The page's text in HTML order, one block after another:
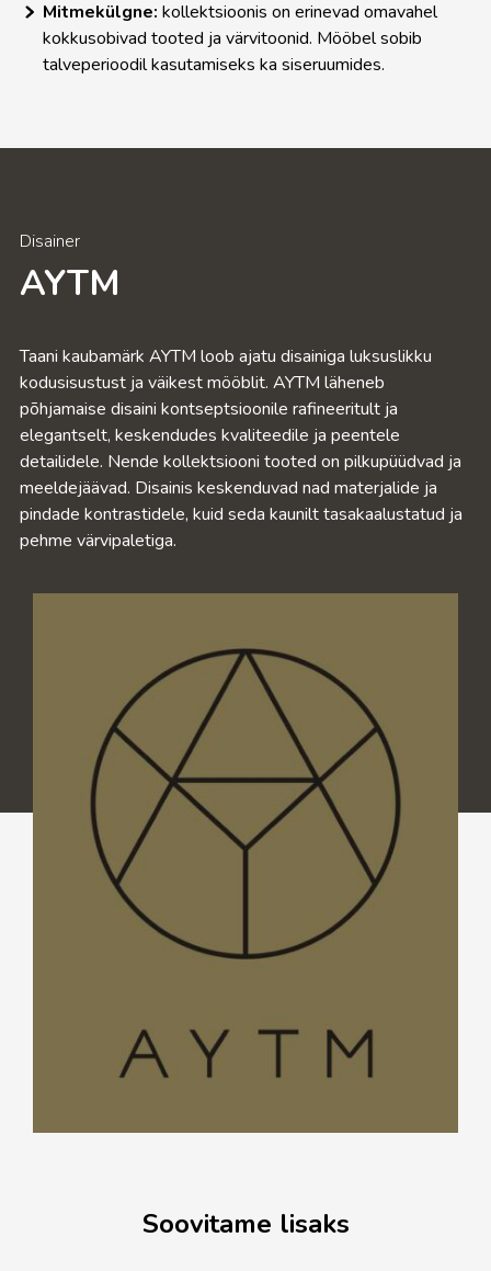
Mööbel
Mitmekülgne: kollektsioonis on erinevad omavahel
kokkusobivad tooted ja värvitoonid. Mööbel sobib
talveperioodil kasutamiseks ka siseruumides.
Disainer
AYTM
Taani kaubamärk AYTM loob ajatu disainiga luksuslikku
kodusisustust ja väikest mööblit. AYTM läheneb
põhjamaise disaini kontseptsioonile rafineeritult ja
elegantselt, keskendudes kvaliteedile ja peentele
detailidele. Nende kollektsiooni tooted on pilkupüüdvad ja
meeldejäävad. Disainis keskenduvad nad materjalide ja
pindade kontrastidele, kuid seda kaunilt tasakaalustatud ja
pehme värvipaletiga.
Soovitame lisaks